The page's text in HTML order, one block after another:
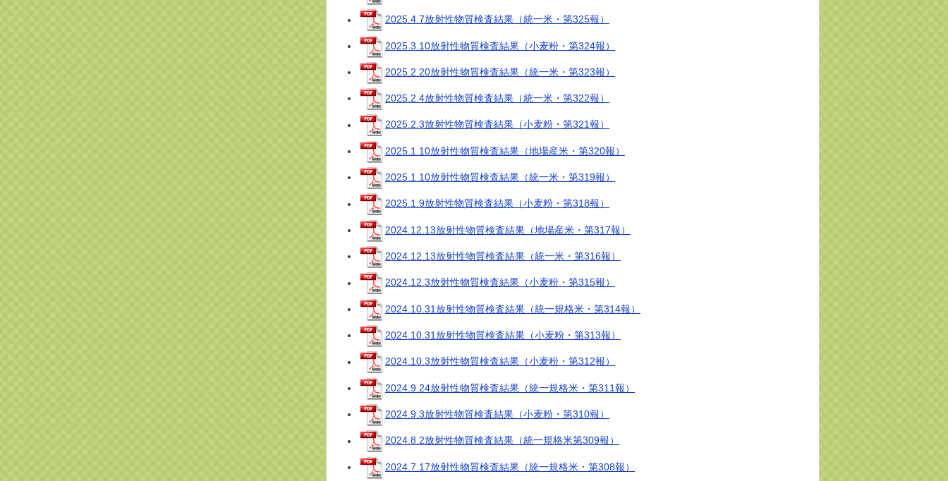
2025.4.7放射性物質検査結果（統一米・第325報）
2025.3.10放射性物質検査結果（小麦粉・第324報）
2025.2.20放射性物質検査結果（統一米・第323報）
2025.2.4放射性物質検査結果（統一米・第322報）
2025.2.3放射性物質検査結果（小麦粉・第321報）
2025.1.10放射性物質検査結果（地場産米・第320報）
2025.1.10放射性物質検査結果（統一米・第319報）
2025.1.9放射性物質検査結果（小麦粉・第318報）
2024.12.13放射性物質検査結果（地場産米・第317報）
2024.12.13放射性物質検査結果（統一米・第316報）
2024.12.3放射性物質検査結果（小麦粉・第315報）
2024.10.31放射性物質検査結果（統一規格米・第314報）
2024.10.31放射性物質検査結果（小麦粉・第313報）
2024.10.3放射性物質検査結果（小麦粉・第312報）
2024.9.24放射性物質検査結果（統一規格米・第311報）
2024.9.3放射性物質検査結果（小麦粉・第310報）
2024.8.2放射性物質検査結果（統一規格米第309報）
2024.7.17放射性物質検査結果（統一規格米・第308報）